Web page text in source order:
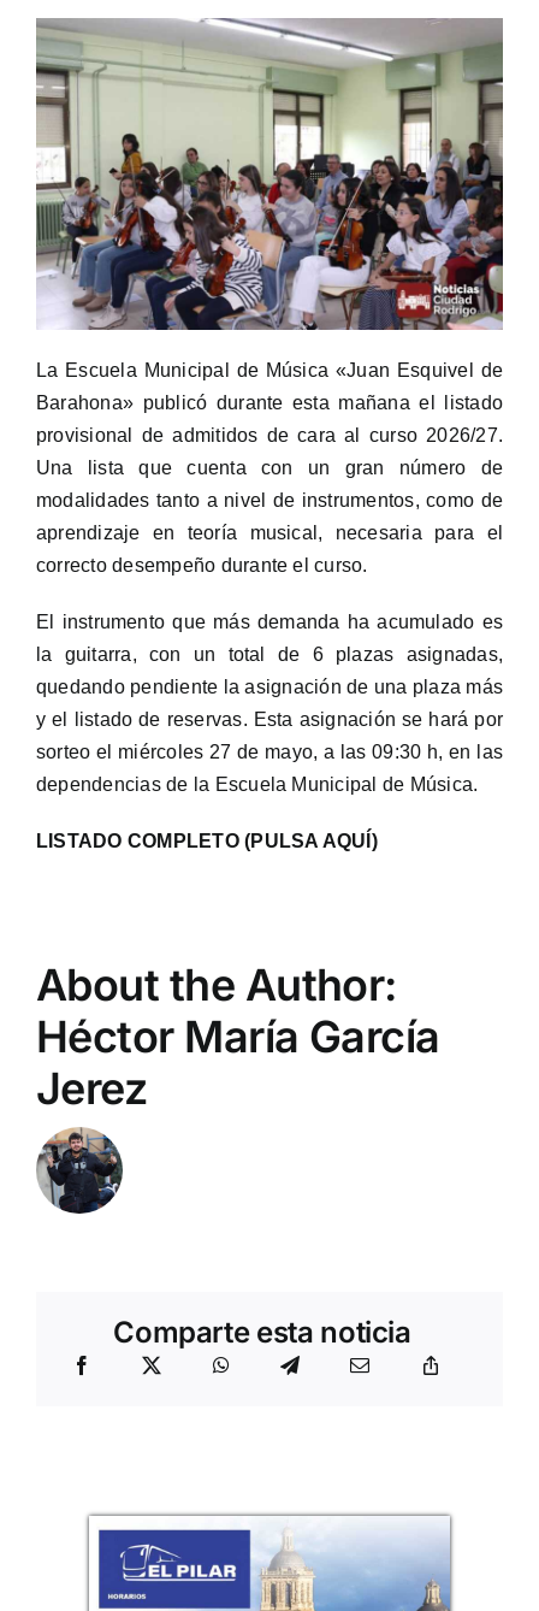
La Escuela Municipal de Música «Juan Esquivel de
Barahona» publicó durante esta mañana el listado
provisional de admitidos de cara al curso 2026/27.
Una lista que cuenta con un gran número de
modalidades tanto a nivel de instrumentos, como de
aprendizaje en teoría musical, necesaria para el
correcto desempeño durante el curso.
El instrumento que más demanda ha acumulado es
la guitarra, con un total de 6 plazas asignadas,
quedando pendiente la asignación de una plaza más
y el listado de reservas. Esta asignación se hará por
sorteo el miércoles 27 de mayo, a las 09:30 h, en las
dependencias de la Escuela Municipal de Música.
LISTADO COMPLETO (PULSA AQUÍ)
About the Author:
Héctor María García
Jerez
Comparte esta noticia